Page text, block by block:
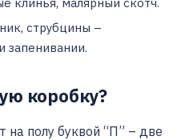
струбцины –
запенивании.
коробку?
на полу буквой “П” – две